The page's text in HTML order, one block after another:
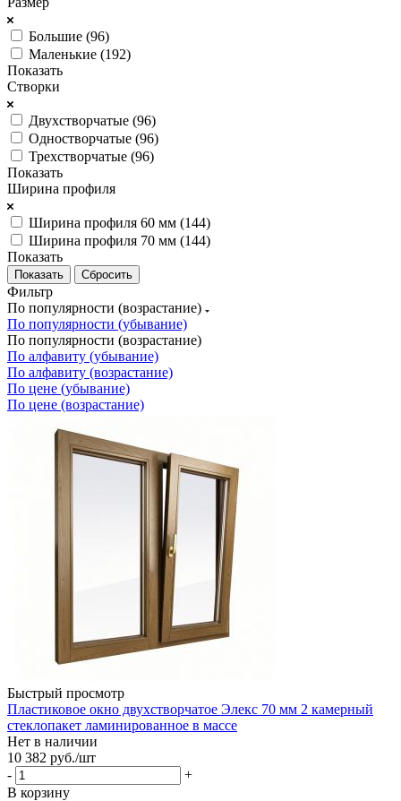
Большие (96)
Маленькие (192)
Показать
Створки
Двухстворчатые (96)
Одностворчатые (96)
Трехстворчатые (96)
Показать
Ширина профиля
Ширина профиля 60 мм (144)
Ширина профиля 70 мм (144)
Показать
Сбросить
Фильтр
По популярности (возрастание)
По популярности (убывание)
По популярности (возрастание)
По алфавиту (убывание)
По алфавиту (возрастание)
По цене (убывание)
По цене (возрастание)
Быстрый просмотр
Пластиковое окно двухстворчатое Элекс 70 мм 2 камерный
стеклопакет ламинированное в массе
Нет в наличии
10 382 руб./шт
-
+
В корзину